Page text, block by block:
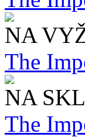
NA
The
NA
The